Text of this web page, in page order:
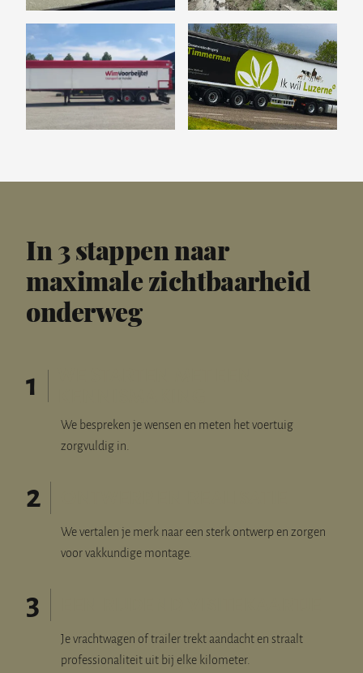
In 3 stappen naar
maximale zichtbaarheid
onderweg
1
We bespreken je wensen en meten het voertuig
zorgvuldig in.
2
We vertalen je merk naar een sterk ontwerp en zorgen
voor vakkundige montage.
3
Je vrachtwagen of trailer trekt aandacht en straalt
professionaliteit uit bij elke kilometer.